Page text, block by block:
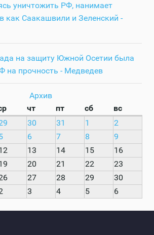
уничтожить РФ, нанимает
как Саакашвили и Зеленский -
на защиту Южной Осетии была
на прочность - Медведев
Архив
чт пт сб
вс
30 31 1
2
6 7 8
9
13 14 15
16
20 21 22
23
27 28 29
30
3 4 5 6